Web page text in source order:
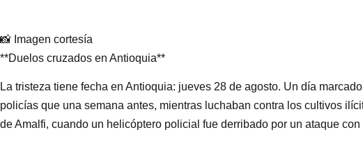
📸 Imagen cortesía
**Duelos cruzados en Antioquia**
La tristeza tiene fecha en Antioquia: jueves 28 de agosto. Un día
policías que una semana antes, mientras luchaban contra los cultivos
de Amalfi, cuando un helicóptero policial fue derribado por un ataque con